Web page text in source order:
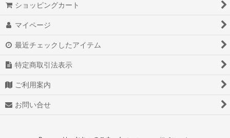
ショッピングカート
マイページ
最近チェックしたアイテム
特定商取引法表示
ご利用案内
お問い合せ